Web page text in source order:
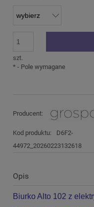
szt.
* - Pole wymagane
Producent:
Kod produktu:
D6F2-
44972_20260223132618
Opis
Biurko Alto 102 z